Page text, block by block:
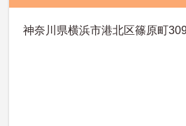
神奈川県横浜市港北区篠原町